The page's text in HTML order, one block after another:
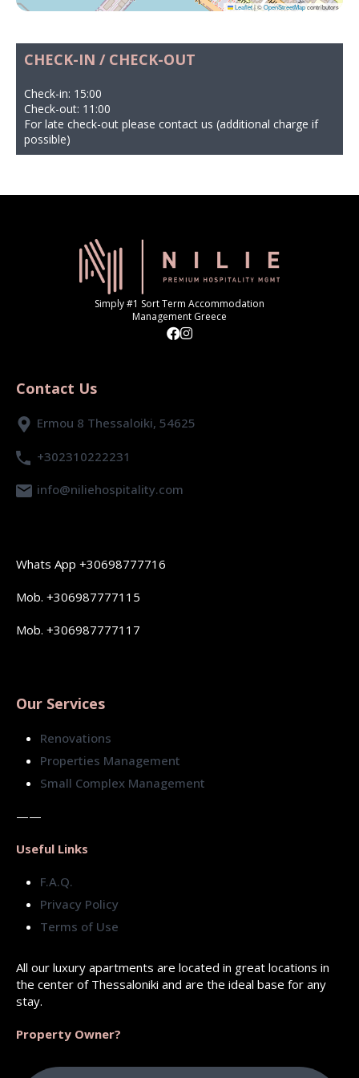
Leaflet|©OpenStreetMapcontributors
CHECK-IN / CHECK-OUT
Check-in: 15:00
Check-out: 11:00
For late check-out please contact us (additional charge if
possible)
Simply #1 Sort Term Accommodation
Management Greece
Contact Us
Ermou 8 Thessaloiki, 54625
+302310222231
info@niliehospitality.com
Whats App +30698777716
Mob. +306987777115
Mob. +306987777117
Our Services
Renovations
Properties Management
Small Complex Management
——
Useful Links
F.A.Q.
Privacy Policy
Terms of Use
All our luxury apartments are located in great locations in
the center of Thessaloniki and are the ideal base for any
stay.
Property Owner?